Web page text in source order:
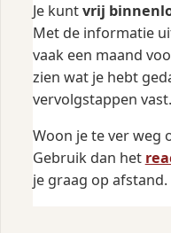
Je kuntvrij
Met de informatie
vaak een maand
zien wat je hebt
vervolgstappen vast.
Woon je te ver weg
Gebruik dan het
je graag op afstand.